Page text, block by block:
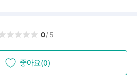
0/5
좋아요(0)